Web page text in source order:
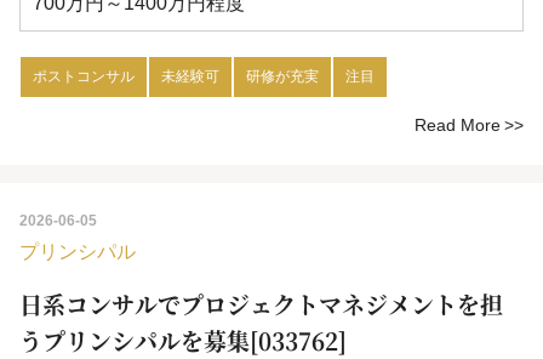
ポストコンサル 未経験可 研修が充実 注目
Read More
2026-06-05
プリンシパル
日系コンサルでプロジェクトマネジメントを担
うプリンシパルを募集[033762]